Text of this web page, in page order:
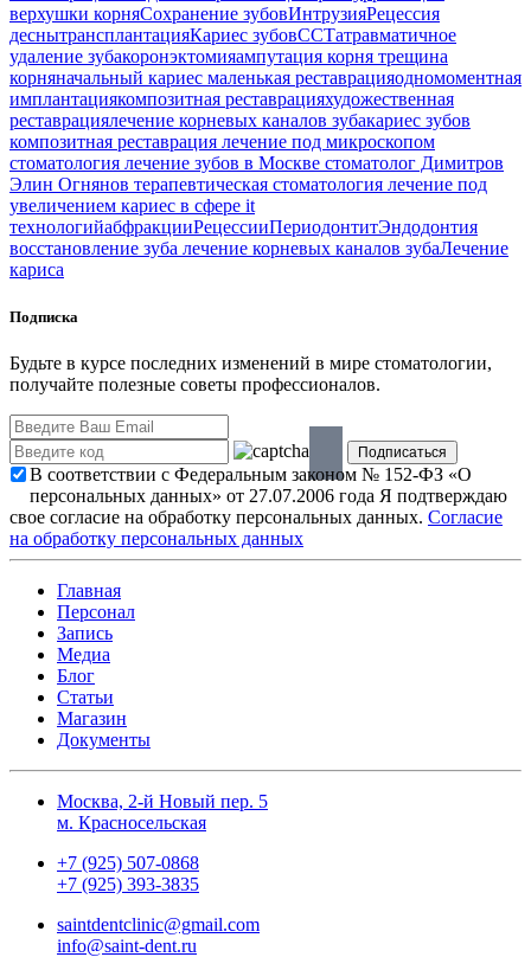
верхушки корняСохранение зубовИнтрузияРецессия
деснытрансплантацияКариес зубовССТатравматичное
удаление зубакоронэктомияампутация корня трещина
корняначальный кариес маленькая реставрацияодномоментная
имплантациякомпозитная реставрацияхудожественная
реставрациялечение корневых каналов зубакариес зубов
композитная реставрация лечение под микроскопом
стоматология лечение зубов в Москве стоматолог Димитров
Элин Огнянов терапевтическая стоматология лечение под
увеличением кариес в сфере it
технологийабфракцииРецессииПериодонтитЭндодонтия
восстановление зуба лечение корневых каналов зубаЛечение
кариса
Подписка
Будьте в курсе последних изменений в мире стоматологии,
получайте полезные советы профессионалов.
В соответствии с Федеральным законом № 152-ФЗ «О
персональных данных» от 27.07.2006 года Я подтверждаю
свое согласие на обработку персональных данных. Согласие
на обработку персональных данных
Главная
Персонал
Запись
Медиа
Блог
Статьи
Магазин
Документы
Москва, 2-й Новый пер. 5
м. Красносельская
+7 (925) 507-0868
+7 (925) 393-3835
saintdentclinic@gmail.com
info@saint-dent.ru